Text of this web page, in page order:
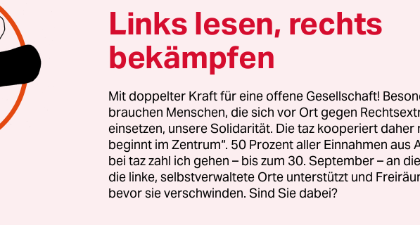
Nutzer vor. Äußerungen, die offen die Merkmale und
von anderen Nutzern diskriminieren, sollen laut den
Richtlinien nicht mehr toleriert werden,
einer Überprüfung durch die Moderation
werden. Dies gilt beispielsweise für Profil-Statements wie
keine Tunten, keine Asiaten“.
startet die App unter dem Namen #KindrGrindr („Netteres
Kampagne gegen Rassismus und Diskriminierung. „Wir
Diversität, Inklusion und Nutzer, die sich gegenseitig mit
Links lesen, rechts
bekämpfen
Mit doppelter Kraft für eine offene Gesellschaft!
brauchen Menschen, die sich vor Ort gegen
einsetzen, unsere Solidarität. Die taz kooperiert daher
beginnt im Zentrum“. 50 Prozent aller Einnahmen aus
bei taz zahl ich gehen – bis zum 30. September – an
die linke, selbstverwaltete Orte unterstützt und
bevor sie verschwinden. Sind Sie dabei?